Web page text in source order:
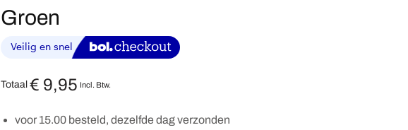
Groen
Totaal € 9,95 Incl. Btw.
voor 15.00 besteld, dezelfde dag verzonden